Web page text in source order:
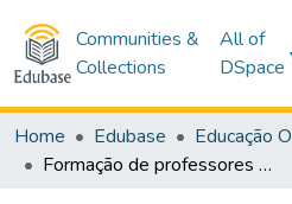
Communities &
Collections
All of
DSpace
Home Edubase
Educação
Formação de professores e os atuais dilemas da profissão docente: entre a desigualdade social e a reinvenção da profissão